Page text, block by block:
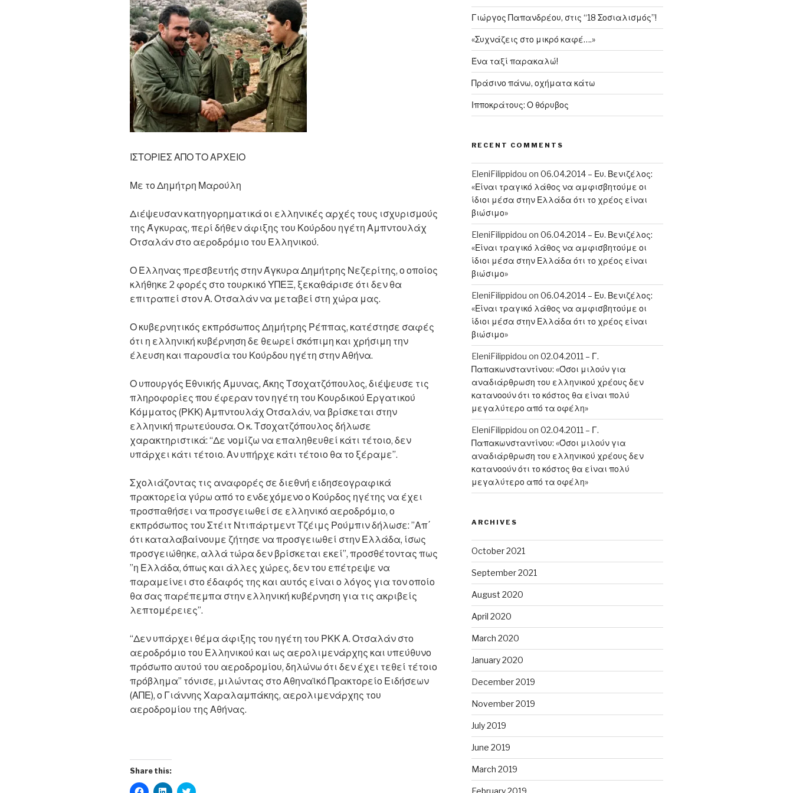
ΙΣΤΟΡΙΕΣ ΑΠΟ ΤΟ ΑΡΧΕΙΟ
Με το Δημήτρη Μαρούλη
Διέψευσαν κατηγορηματικά οι ελληνικές αρχές τους ισχυρισμούς
της Άγκυρας, περί δήθεν άφιξης του Κούρδου ηγέτη Αμπντουλάχ
Οτσαλάν στο αεροδρόμιο του Ελληνικού.
Ο Έλληνας πρεσβευτής στην Άγκυρα Δημήτρης Νεζερίτης, ο οποίος
κλήθηκε 2 φορές στο τουρκικό ΥΠΕΞ, ξεκαθάρισε ότι δεν θα
επιτραπεί στον Α. Οτσαλάν να μεταβεί στη χώρα μας.
Ο κυβερνητικός εκπρόσωπος Δημήτρης Ρέππας, κατέστησε σαφές
ότι η ελληνική κυβέρνηση δε θεωρεί σκόπιμη και χρήσιμη την
έλευση και παρουσία του Κούρδου ηγέτη στην Αθήνα.
Ο υπουργός Εθνικής Άμυνας, Άκης Τσοχατζόπουλος, διέψευσε τις
πληροφορίες που έφεραν τον ηγέτη του Κουρδικού Εργατικού
Κόμματος (ΡΚΚ) Αμπντουλάχ Οτσαλάν, να βρίσκεται στην
ελληνική πρωτεύουσα. Ο κ. Τσοχατζόπουλος δήλωσε
χαρακτηριστικά: “Δε νομίζω να επαληθευθεί κάτι τέτοιο, δεν
υπάρχει κάτι τέτοιο. Αν υπήρχε κάτι τέτοιο θα το ξέραμε”.
Σχολιάζοντας τις αναφορές σε διεθνή ειδησεογραφικά
πρακτορεία γύρω από το ενδεχόμενο ο Κούρδος ηγέτης να έχει
προσπαθήσει να προσγειωθεί σε ελληνικό αεροδρόμιο, ο
εκπρόσωπος του Στέιτ Ντιπάρτμεντ Τζέιμς Ρούμπιν δήλωσε: ”Απ΄
ότι καταλαβαίνουμε ζήτησε να προσγειωθεί στην Ελλάδα, ίσως
προσγειώθηκε, αλλά τώρα δεν βρίσκεται εκεί”, προσθέτοντας πως
”η Ελλάδα, όπως και άλλες χώρες, δεν του επέτρεψε να
παραμείνει στο έδαφός της και αυτός είναι ο λόγος για τον οποίο
θα σας παρέπεμπα στην ελληνική κυβέρνηση για τις ακριβείς
λεπτομέρειες”.
“Δεν υπάρχει θέμα άφιξης του ηγέτη του ΡΚΚ Α. Οτσαλάν στο
αεροδρόμιο του Ελληνικού και ως αερολιμενάρχης και υπεύθυνο
πρόσωπο αυτού του αεροδρομίου, δηλώνω ότι δεν έχει τεθεί τέτοιο
πρόβλημα” τόνισε, μιλώντας στο Αθηναϊκό Πρακτορείο Ειδήσεων
(ΑΠΕ), ο Γιάννης Χαραλαμπάκης, αερολιμενάρχης του
αεροδρομίου της Αθήνας.
Share this:
C C C
Γιώργος Παπανδρέου, στις “18 Σοσιαλισμός”!
«Συχνάζεις στο μικρό καφέ….»
Ένα ταξί παρακαλώ!
Πράσινο πάνω, οχήματα κάτω
Ιπποκράτους: Ο θόρυβος
RECENT COMMENTS
EleniFilippidou on 06.04.2014 – Ευ. Βενιζέλος:
«Είναι τραγικό λάθος να αμφισβητούμε οι
ίδιοι μέσα στην Ελλάδα ότι το χρέος είναι
βιώσιμο»
EleniFilippidou on 06.04.2014 – Ευ. Βενιζέλος:
«Είναι τραγικό λάθος να αμφισβητούμε οι
ίδιοι μέσα στην Ελλάδα ότι το χρέος είναι
βιώσιμο»
EleniFilippidou on 06.04.2014 – Ευ. Βενιζέλος:
«Είναι τραγικό λάθος να αμφισβητούμε οι
ίδιοι μέσα στην Ελλάδα ότι το χρέος είναι
βιώσιμο»
EleniFilippidou on 02.04.2011 – Γ.
Παπακωνσταντίνου: «Όσοι μιλούν για
αναδιάρθρωση του ελληνικού χρέους δεν
κατανοούν ότι το κόστος θα είναι πολύ
μεγαλύτερο από τα οφέλη»
EleniFilippidou on 02.04.2011 – Γ.
Παπακωνσταντίνου: «Όσοι μιλούν για
αναδιάρθρωση του ελληνικού χρέους δεν
κατανοούν ότι το κόστος θα είναι πολύ
μεγαλύτερο από τα οφέλη»
ARCHIVES
October 2021
September 2021
August 2020
April 2020
March 2020
January 2020
December 2019
November 2019
July 2019
June 2019
March 2019